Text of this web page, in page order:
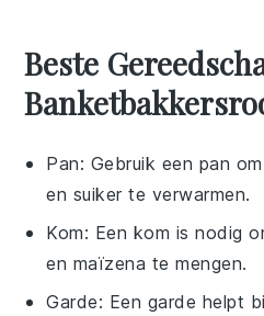
Beste
Pan: Gebruik een pan
en suiker te verwarmen.
Kom: Een kom is nodig
en maïzena te mengen.
Garde: Een garde helpt